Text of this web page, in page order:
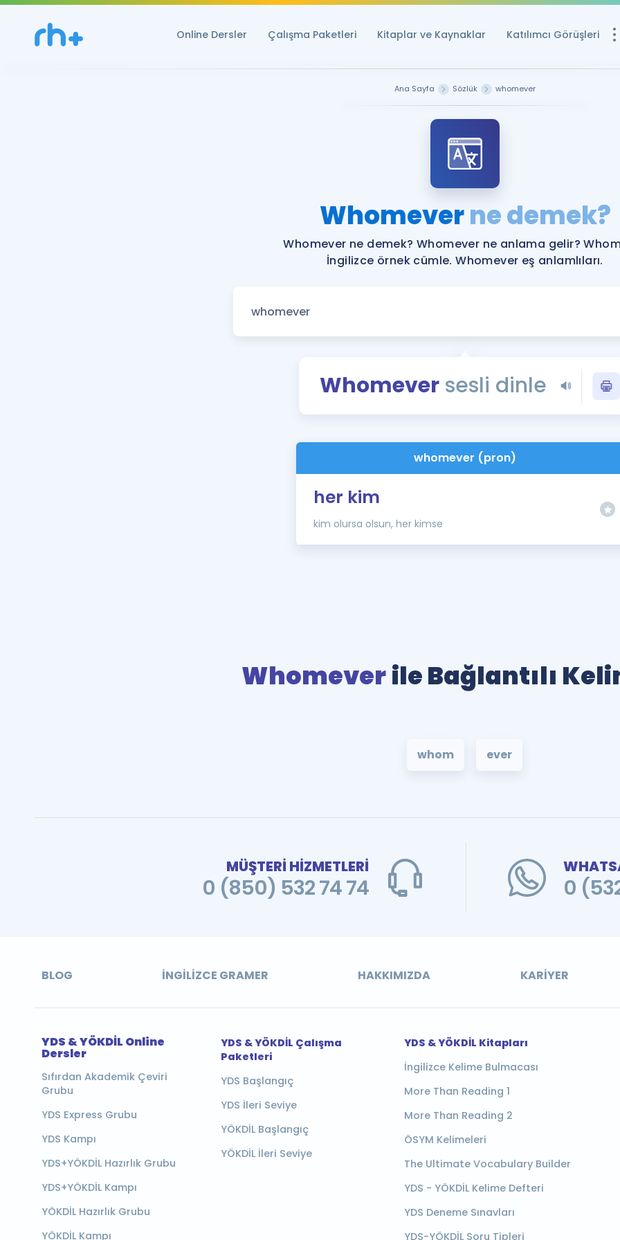
Online Dersler Çalışma Paketleri Kitaplar ve Kaynaklar Katılımcı Görüşleri
YDS ve YÖKDİL
YDS ve YÖKDİL'e
Tüm ÖSYM
YDS - YÖKDİL
İngilizce
Ana Sayfa Sözlük whomever
Whomeverne demek?
Whomever ne demek? Whomever ne anlama gelir?
İngilizce örnek cümle. Whomever eş anlamlıları.
Whomever sesli dinle
whomever (pron)
her kim
kim olursa olsun, her kimse
Whomeverile Bağlantılı
whom ever
MÜŞTERİ HİZMETLERİ
0 (850) 532 74 74 0
BLOG İNGILIZCE GRAMER HAKKIMIZDA KARIYER
YDS & YÖKDİL Online
Dersler
Sıfırdan Akademik Çeviri
Grubu
YDS Express Grubu
YDS Kampı
YDS+YÖKDİL Hazırlık Grubu
YDS+YÖKDİL Kampı
YÖKDİL Hazırlık Grubu
YÖKDİL Kampı
YDS & YÖKDİL Çalışma
Paketleri
YDS Başlangıç
YDS İleri Seviye
YÖKDİL Başlangıç
YÖKDİL İleri Seviye
YDS & YÖKDİL Kitapları
İngilizce Kelime Bulmacası
More Than Reading 1
More Than Reading 2
ÖSYM Kelimeleri
The Ultimate Vocabulary Builder
YDS - YÖKDİL Kelime Defteri
YDS Deneme Sınavları
YDS-YÖKDİL Soru Tipleri